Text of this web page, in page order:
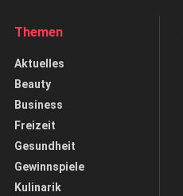
Themen
Aktuelles
Beauty
Business
Freizeit
Gesundheit
Gewinnspiele
Kulinarik